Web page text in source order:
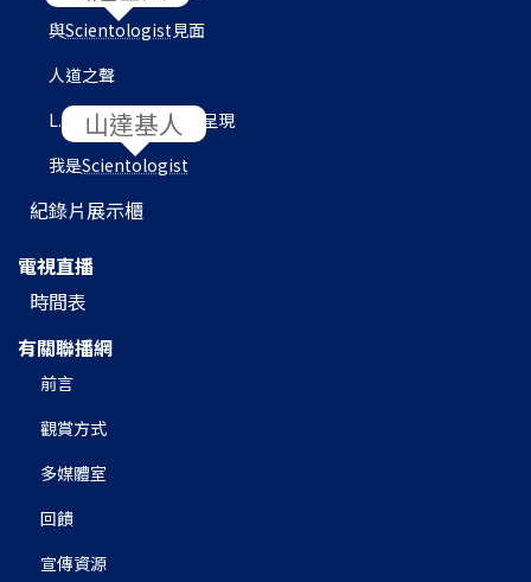
與Scientologist見面
人道之聲
L. 羅恩 賀伯特圖書館呈現
我是Scientologist
紀錄片展示櫃
電視直播
時間表
有關聯播網
前言
觀賞方式
多媒體室
回饋
宣傳資源